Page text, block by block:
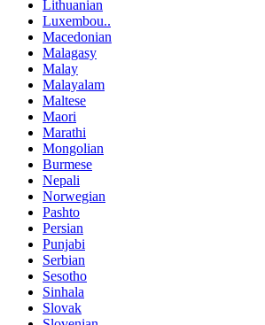
Lithuanian
Luxembou..
Macedonian
Malagasy
Malay
Malayalam
Maltese
Maori
Marathi
Mongolian
Burmese
Nepali
Norwegian
Pashto
Persian
Punjabi
Serbian
Sesotho
Sinhala
Slovak